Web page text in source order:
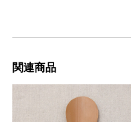
関連商品